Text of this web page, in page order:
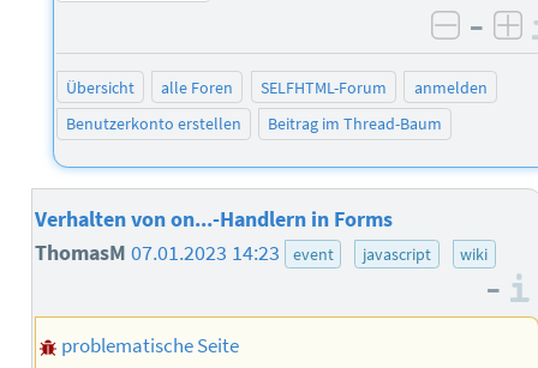
–
Übersicht alle Foren SELFHTML-Forum
anmelden
Benutzerkonto erstellen
Beitrag im Thread-Baum
Verhalten von on...-Handlern in Forms
ThomasM07.01.2023 14:23 event javascript wiki
–
problematische Seite